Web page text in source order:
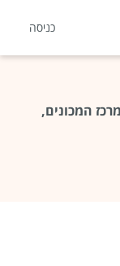
כניסה
המכונים,